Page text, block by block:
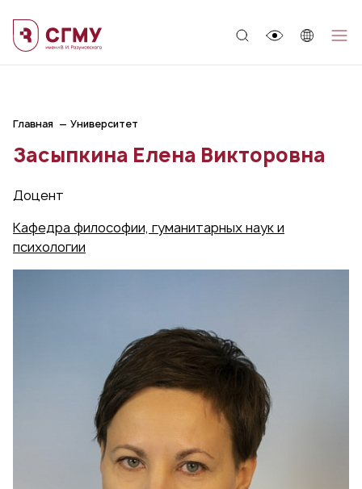
Главная Университет
Засыпкина Елена Викторовна
Доцент
Кафедра философии, гуманитарных наук и
психологии